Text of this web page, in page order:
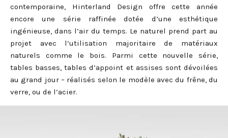
contemporaine, Hinterland Design offre cette année
encore une série raffinée dotée d’une esthétique
ingénieuse, dans l’air du temps. Le naturel prend part au
projet avec l’utilisation majoritaire de matériaux
naturels comme le bois. Parmi cette nouvelle série,
tables basses, tables d’appoint et assises sont dévoilées
au grand jour – réalisés selon le modèle avec du frêne, du
verre, ou de l’acier.